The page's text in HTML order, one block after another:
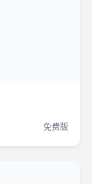
免费版